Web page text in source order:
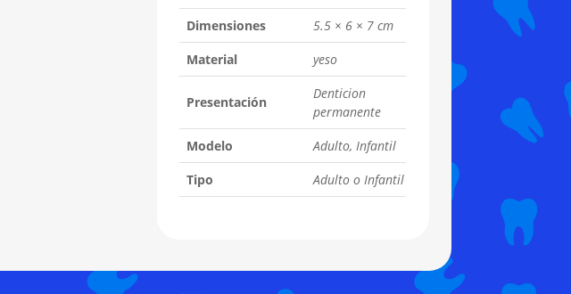
Dimensiones
5.5 × 6 × 7 cm
Material
yeso
Presentación
Denticion
permanente
Modelo
Adulto, Infantil
Tipo
Adulto o Infantil